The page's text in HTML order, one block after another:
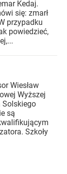
Kedaj.
się: zmarł
przypadku
powiedzieć,
Wiesław
Wyższej
Solskiego
są
Szkoły